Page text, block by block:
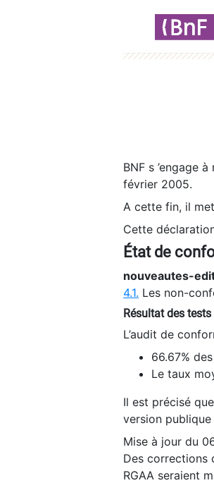
BNF s ’engage
février 2005.
A cette fin, il
Cette
État de
nouveautes-
4.1. Les non-
Résultat des tests
L’audit de
66.67%
Le taux
Il est précisé
version publique
Mise à jour du
Des corrections
RGAA seraient